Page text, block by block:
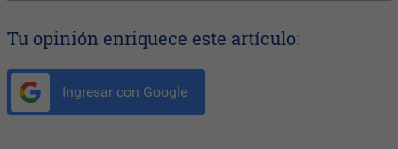
Tu opinión enriquece este artículo:
Ingresar con Google